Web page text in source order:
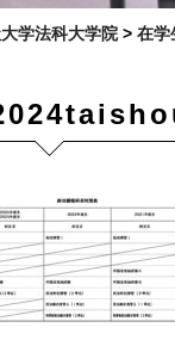
学法科大学院> 在学